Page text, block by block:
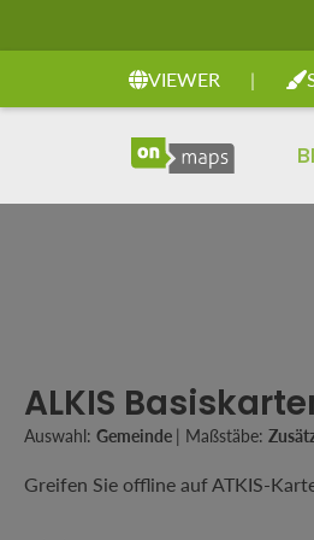
VIEWER |
ALKIS
Auswahl: Gemeinde | Maßstäbe:
Greifen Sie offline auf ATKIS-